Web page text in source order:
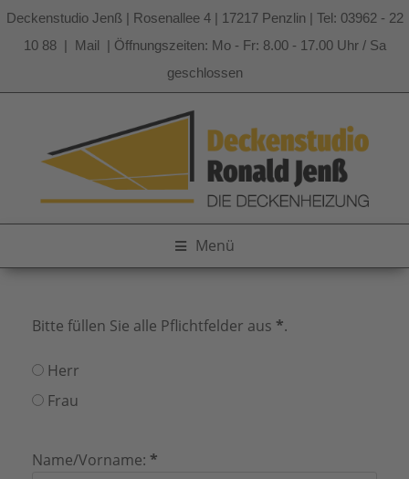
Deckenstudio Jenß | Rosenallee 4 | 17217 Penzlin | Tel: 03962 - 22
10 88 | Mail | Öffnungszeiten: Mo - Fr: 8.00 - 17.00 Uhr / Sa
geschlossen
springen
Menü
Bitte füllen Sie alle Pflichtfelder aus *.
Herr
Frau
Name/Vorname: (required)
*